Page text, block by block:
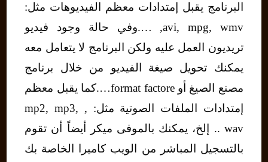
البرنامج يقبل إمتدادات معظم الفيديوهات مثل:
avi, mpg, wmv, ….وفي حالة وجود فيديو
تريديون العمل عليه ولكن البرنامج لا يتعامل معه
يمكنك تحويل صيغة الفيديو من خلال برنامج
مصنع الصيغ أو format factore….كما يقبل معظم
إمتدادات الملفات الصوتية مثل: , mp2, mp3,
wav .. إلخ، يمكنك بالموفى ميكر أيضاً أن تقوم
بالتسجيل المباشر من الويب كاميرا الخاصة بك